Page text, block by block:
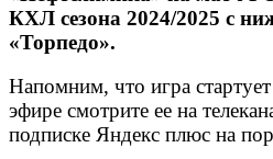
КХЛ сезона 2024/2025 с
«Торпедо».
Напомним, что игра
эфире смотрите ее на
подписке Яндекс плюс на